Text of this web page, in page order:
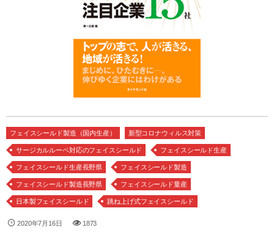
フェイスシールド製造（国内生産） 新型コロナウィルス対策
サージカルルーペ対応のフェイスシールド フェイスシールド生産
フェイスシールド生産長野県 フェイスシールド製造
フェイスシールド製造長野県 フェイスシールド量産
日本製フェイスシールド 跳ね上げ式フェイスシールド
2020年7月16日 1873